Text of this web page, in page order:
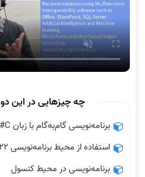
چه چیزهایی در این
برنامه‌نویسی گام‌به‌گام با زبان C#
استفاده از محیط برنامه‌نویسی Visual Studio .NET 2022
برنامه‌نویسی در محیط کنسول